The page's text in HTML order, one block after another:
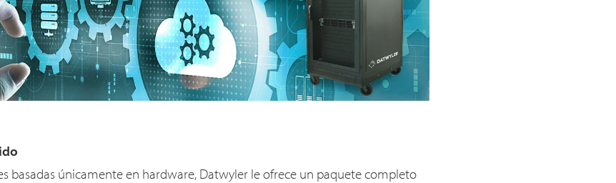
basadas únicamente en hardware, Datwyler le ofrece un paquete completo